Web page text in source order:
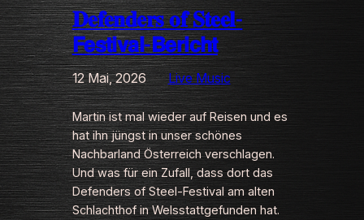
𝐃𝐞𝐟𝐞𝐧𝐝𝐞𝐫𝐬 𝐨𝐟 𝐒𝐭𝐞𝐞𝐥-
𝗙𝗲𝘀𝘁𝗶𝘃𝗮𝗹-𝗕𝗲𝗿𝗶𝗰𝗵𝘁
12 Mai, 2026 Live Music
Martin ist mal wieder auf Reisen und es
hat ihn jüngst in unser schönes
Nachbarland Österreich verschlagen.
Und was für ein Zufall, dass dort das
Defenders of Steel-Festival am alten
Schlachthof in Welsstattgefunden hat.